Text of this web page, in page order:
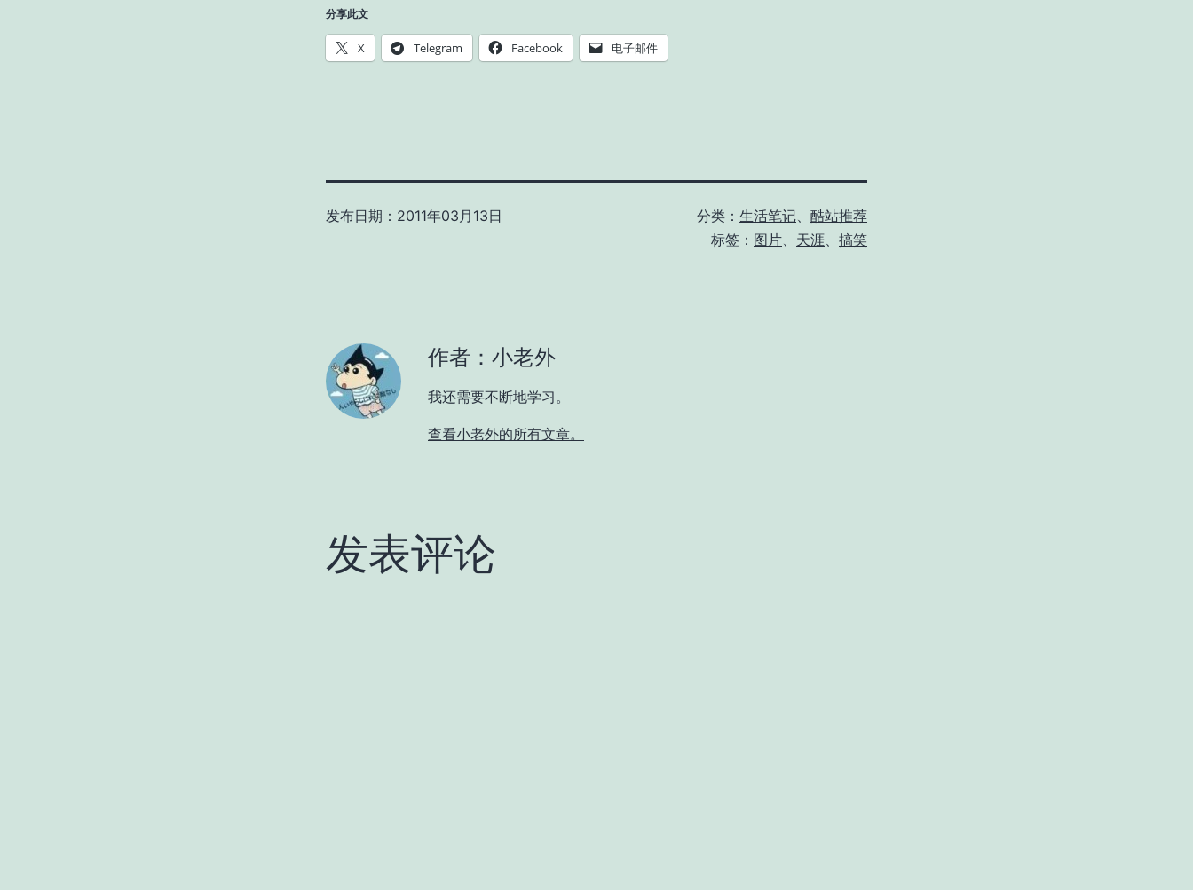
分享此文
X Telegram Facebook 电子邮件
发布日期： 2011年03月13日 分类： 生活笔记、 酷站推荐
标签： 图片、 天涯、 搞笑
作者：小老外
我还需要不断地学习。
查看小老外的所有文章。
发表评论